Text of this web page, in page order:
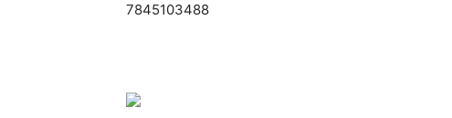
7845103488